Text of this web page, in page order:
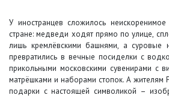
У иностранцев сложилось
стране: медведи ходят прямо по улице,
лишь кремлёвскими башнями, а суровые
превратились в вечные посиделки с
прикольными московскими сувенирами с
матрёшками и наборами стопок. А жителям
подарки с настоящей символикой –